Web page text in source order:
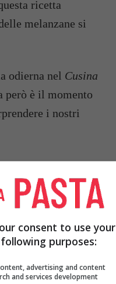
ricetta
melanzane si
odierna nel Cusina
però è il momento
i nostri
serate,
più delicato del
consent to use your
purposes:
advertising and content
and services development